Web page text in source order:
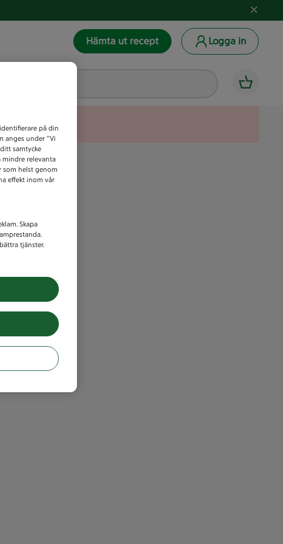
Hämta ut recept Logga in
på din
anges under ”Vi
samtycke
mindre relevanta
som helst genom
effekt inom vår
Skapa
tjänster.